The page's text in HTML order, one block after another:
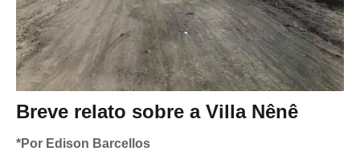
Breve relato sobre a Villa Nênê
*Por Edison Barcellos